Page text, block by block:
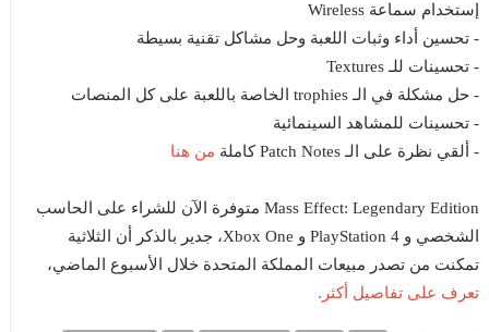
إستخدام سماعة Wireless
- تحسين أداء وثبات اللعبة وحل مشاكل تقنية بسيطة
- تحسينات للـ Textures
- حل مشكلة في الـ trophies الخاصة باللعبة على كل المنصات
- تحسينات للمشاهد السينمائية
- ألقي نظرة على الـ Patch Notes كاملة
من هنا
Mass Effect: Legendary Edition متوفرة الآن للشراء على الحاسب
الشخصي و PlayStation 4 و Xbox One، جدير بالذكر أن الثلاثية
تمكنت من تصدر مبيعات المملكة المتحدة خلال الأسبوع الماضي،
تعرف على تفاصيل أكثر.